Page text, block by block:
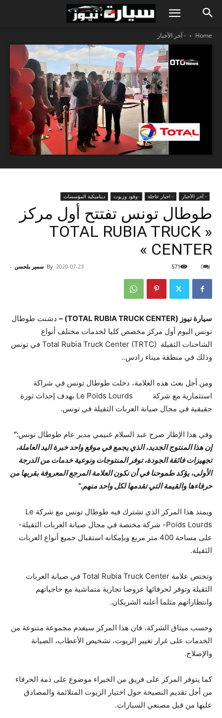
Home - آخر الأخبار
- آخر الأخبار - اخبار عاجلة -وقود وزيوت ديناميكية المؤسسات
طوطال تونس تفتتح أول مركز
« TOTAL RUBIA TRUCK
CENTER »
By سمير بلحسن - 2020-07-23 0
571
سيارة نيوز (TOTAL RUBIA TRUCK CENTER) –
دشنت طوطال
تونس اليوم أول مركز مخصص كليا لخدمات مختلف أنواع
الشاحنات الثقيلة Total Rubia Truck Center (TRTC) في تونس
وذلك في منطقة ميناء رادس..
ومن أجل بعث هذه العلامة، دخلت طوطال تونس في شراكة
استثمارية مع شركة Le Poids Lourds بهدف إحداث ثورة
حقيقية في مجال صيانة العربات الثقيلة في تونس.
وفي هذا الإطار صرح عبد السلام غنيمي مدير عام طوطال تونس:”
إن هذا المنتوج الجديد، الذي يجمع في موقع واحد خبرة اليد العاملة،
تجهيزات فائقة الجودة، توفر المنتوجات ونوعية خدمات من الدرجة
الأولى، يؤكد طموحنا في أن نكون العلامة المرجع المعروفة بقربها من
حرفاءها والقيمة التي تقدمها لكل واحد منهم.”
ويمتد هذا المركز الذي تشترك فيه طوطال تونس مع شركة Le
Poids Lourds- شركة مختصة في مجال صيانة العربات الثقيلة-
على مساحة 400 متر مربع وبإمكانه استقبال جميع أنواع العربات
الثقيلة.
وتختص علامة Total Rubia Truck Center في صيانة العربات
الثقيلة وتوفر لحرفائها عروضا تجارية متماشية مع حاجياتهم
وانتظاراتهم مثلما أعلنه الشريكان.
وحسب ميثاق الشركة، فان هذا المركز سيقدم مجموعة متنوعة من
الخدمات على غرار تغيير الزيوت، تشخيص الأعطاب، الصيانة
والإصلاح.
كما يتوفر المركز على فريق من الخبراء موضوع على ذمة الحرفاء
من أجل تقديم النصيحة حول اختيار الزيوت المتلائمة والمصادق
عليها من قبل مصنعي السيارات.